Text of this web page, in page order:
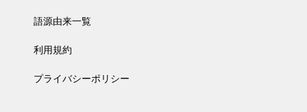
語源由来一覧
利用規約
プライバシーポリシー